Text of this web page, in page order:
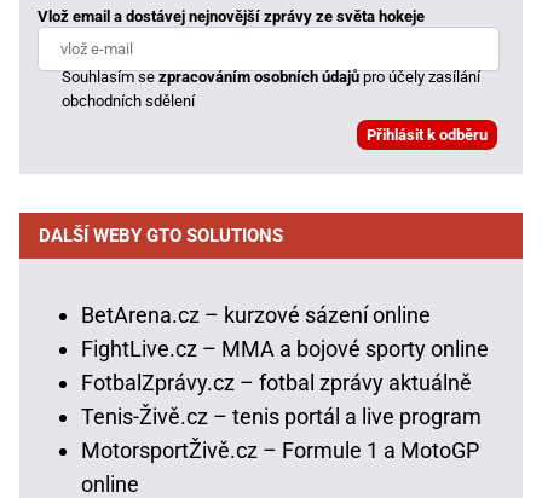
Vlož email a dostávej nejnovější zprávy ze světa hokeje
Souhlasím sezpracováním osobních údajůpro účely zasílání
obchodních sdělení
DALŠÍ WEBY GTO SOLUTIONS
BetArena.cz – kurzové sázení online
FightLive.cz – MMA a bojové sporty online
FotbalZprávy.cz – fotbal zprávy aktuálně
Tenis-Živě.cz – tenis portál a live program
MotorsportŽivě.cz – Formule 1 a MotoGP
online